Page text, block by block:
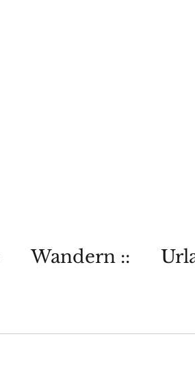
Wandern ::